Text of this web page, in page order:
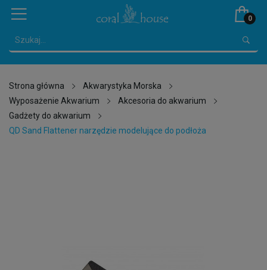
0
Strona główna
Akwarystyka Morska
Wyposażenie Akwarium
Akcesoria do akwarium
Gadżety do akwarium
QD Sand Flattener narzędzie modelujące do podłoża